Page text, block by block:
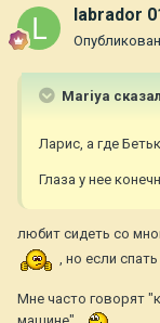
labrador
Mariya
Ларис, а где
Глаза у нее
любит сидеть со
, но если
Мне часто говорят